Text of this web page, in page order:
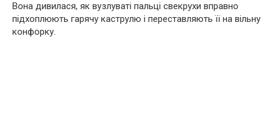
Вона дивилася, як вузлуваті пальці свекрухи вправно
підхоплюють гарячу каструлю і переставляють її на вільну
конфорку.